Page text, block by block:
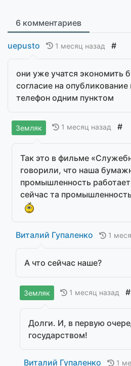
6 комментариев
uepusto 1 месяц назад #
они уже учатся экономить
согласие на
телефон одним пунктом
Земляк 1 месяц назад #
Так это в фильме
говорили, что наша
промышленность
сейчас та
Виталий Гупаленко 1
А что сейчас наше?
Земляк 1 месяц назад #
Долги. И, в первую
государством!
Виталий Гупаленко 1